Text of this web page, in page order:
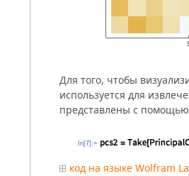
Для того, чтобы
используется для
представлены с
In[7]:=
код на языке Wolfram